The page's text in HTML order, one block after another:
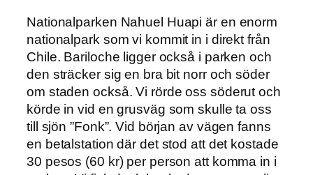
Nationalparken Nahuel Huapi är en enorm
nationalpark som vi kommit in i direkt från
Chile. Bariloche ligger också i parken och
den sträcker sig en bra bit norr och söder
om staden också. Vi rörde oss söderut och
körde in vid en grusväg som skulle ta oss
till sjön ”Fonk”. Vid början av vägen fanns
en betalstation där det stod att det kostade
30 pesos (60 kr) per person att komma in i